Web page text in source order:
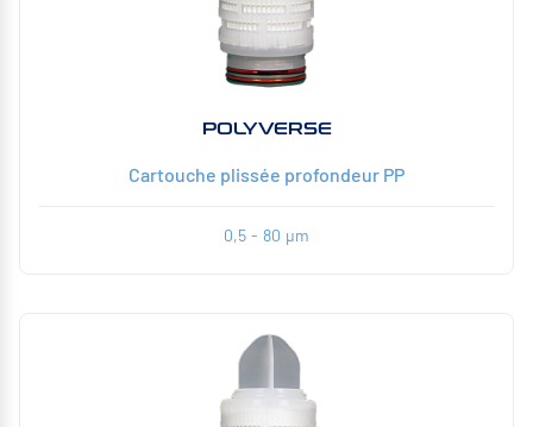
POLYVERSE
Cartouche plissée profondeur PP
0,5 - 80 µm